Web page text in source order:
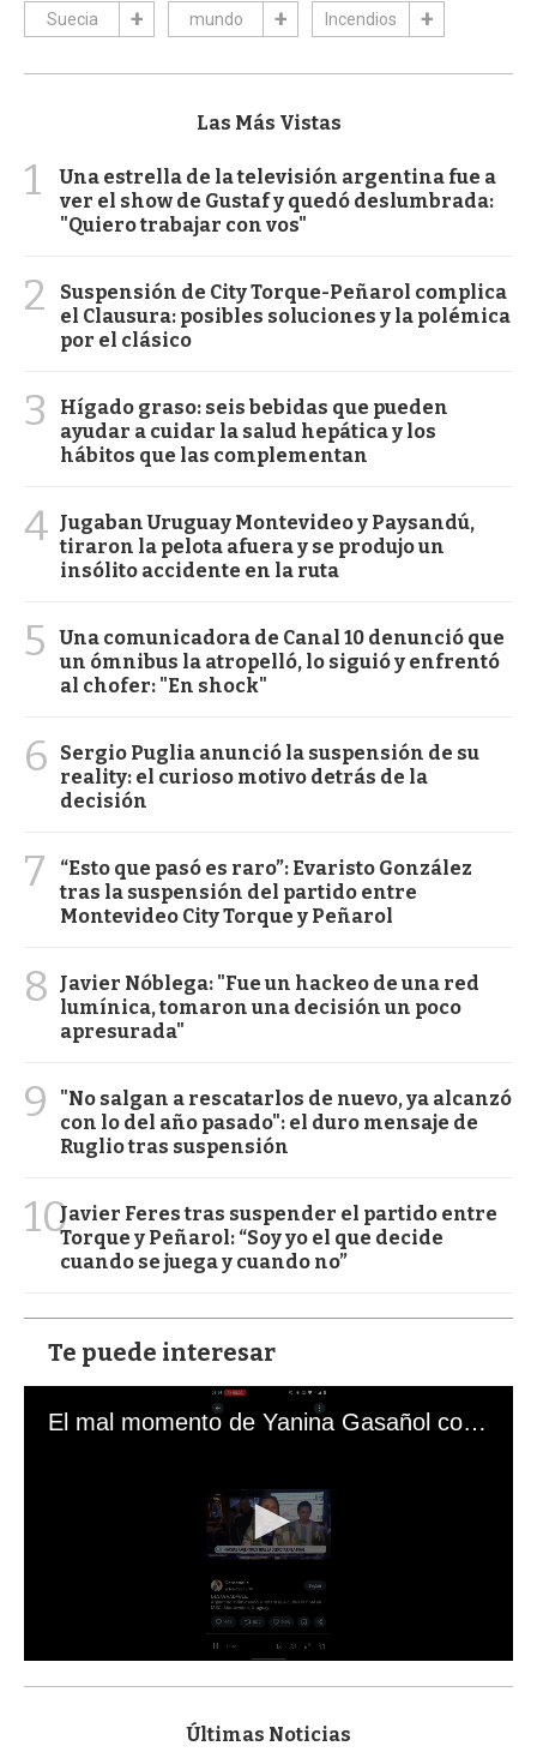
Suecia mundo Incendios
Las Más Vistas
1
Una estrella de la televisión argentina fue a
ver el show de Gustaf y quedó deslumbrada:
"Quiero trabajar con vos"
2
Suspensión de City Torque-Peñarol complica
el Clausura: posibles soluciones y la polémica
por el clásico
3
Hígado graso: seis bebidas que pueden
ayudar a cuidar la salud hepática y los
hábitos que las complementan
4 Jugaban Uruguay Montevideo y Paysandú,
tiraron la pelota afuera y se produjo un
insólito accidente en la ruta
5
Una comunicadora de Canal 10 denunció que
un ómnibus la atropelló, lo siguió y enfrentó
al chofer: "En shock"
6
Sergio Puglia anunció la suspensión de su
reality: el curioso motivo detrás de la
decisión
7
“Esto que pasó es raro”: Evaristo González
tras la suspensión del partido entre
Montevideo City Torque y Peñarol
8
Javier Nóblega: "Fue un hackeo de una red
lumínica, tomaron una decisión un poco
apresurada"
9
"No salgan a rescatarlos de nuevo, ya alcanzó
con lo del año pasado": el duro mensaje de
Ruglio tras suspensión
10Javier Feres tras suspender el partido entre
Torque y Peñarol: “Soy yo el que decide
cuando se juega y cuando no”
Te puede interesar
El mal momento de Yanina Gasañol con un hincha argentino en "Subrayado"
s
Últimas Noticias